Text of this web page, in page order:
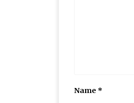
Name *